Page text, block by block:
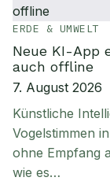
ERDE & UMWELT
Neue KI-App
auch offline
7. August 2026
Künstliche
Vogelstimmen
ohne Empfang
wie es…